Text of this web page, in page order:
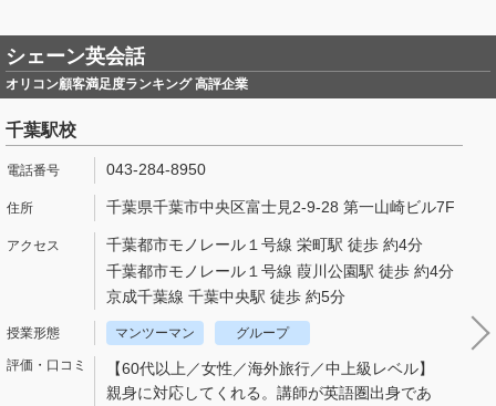
シェーン英会話
オリコン顧客満足度ランキング 高評企業
千葉駅校
043-284-8950
千葉県千葉市中央区富士見2-9-28 第一山崎ビル7F
千葉都市モノレール１号線 栄町駅 徒歩 約4分
千葉都市モノレール１号線 葭川公園駅 徒歩 約4分
京成千葉線 千葉中央駅 徒歩 約5分
マンツーマン グループ
【60代以上／女性／海外旅行／中上級レベル】
親身に対応してくれる。講師が英語圏出身であ